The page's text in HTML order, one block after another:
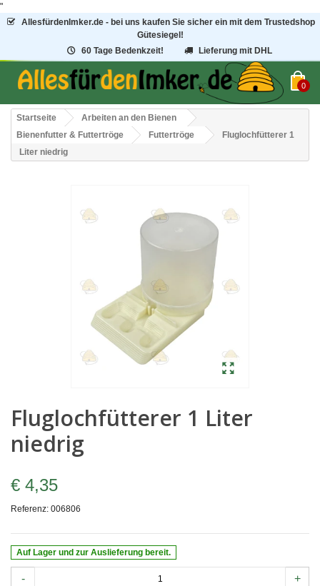
"
AllesfürdenImker.de - bei uns kaufen Sie sicher ein mit dem Trustedshop
Gütesiegel!
60 Tage Bedenkzeit!
Lieferung mit DHL
0
Startseite
Arbeiten an den Bienen
Bienenfutter & Futtertröge
Futtertröge
Fluglochfütterer 1
Liter niedrig
Fluglochfütterer 1 Liter
niedrig
€ 4,35
Referenz: 006806
Auf Lager und zur Auslieferung bereit.
- +